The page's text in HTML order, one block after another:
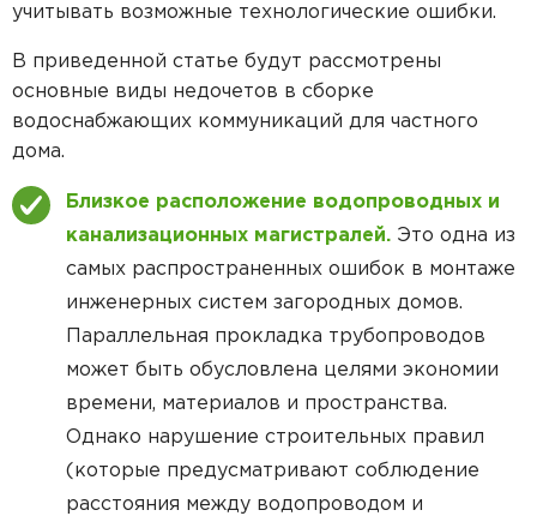
учитывать возможные технологические ошибки.
В приведенной статье будут рассмотрены
основные виды недочетов в сборке
водоснабжающих коммуникаций для частного
дома.
Близкое расположение водопроводных и
канализационных магистралей. Это одна из
самых распространенных ошибок в монтаже
инженерных систем загородных домов.
Параллельная прокладка трубопроводов
может быть обусловлена целями экономии
времени, материалов и пространства.
Однако нарушение строительных правил
(которые предусматривают соблюдение
расстояния между водопроводом и